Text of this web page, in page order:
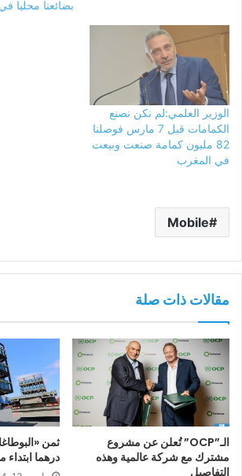
الصيدليات، اللثام عن ملايين
الكمامات المختفية في المغرب
وسط النقص الحاد المسجل
فيها. وحسب ما أكدت
هسبريس من مصادر حضرت…
بضائعنا محليا
الوزير العلمي:لم نكن نصنع
الكمامات قبل 7 مارس فوصلنا
82 مليون كمامة صنعت وبيعت
في المغرب
Mobile
مقالات ذات صلة
الـ”OCP” تُعلن عن مشروع
مشترك مع شركة عالمية وهذه
التفاصيل
درهما ابتداء